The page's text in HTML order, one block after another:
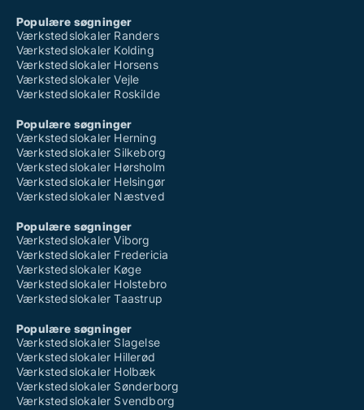
Populære søgninger
Værkstedslokaler Randers
Værkstedslokaler Kolding
Værkstedslokaler Horsens
Værkstedslokaler Vejle
Værkstedslokaler Roskilde
Populære søgninger
Værkstedslokaler Herning
Værkstedslokaler Silkeborg
Værkstedslokaler Hørsholm
Værkstedslokaler Helsingør
Værkstedslokaler Næstved
Populære søgninger
Værkstedslokaler Viborg
Værkstedslokaler Fredericia
Værkstedslokaler Køge
Værkstedslokaler Holstebro
Værkstedslokaler Taastrup
Populære søgninger
Værkstedslokaler Slagelse
Værkstedslokaler Hillerød
Værkstedslokaler Holbæk
Værkstedslokaler Sønderborg
Værkstedslokaler Svendborg